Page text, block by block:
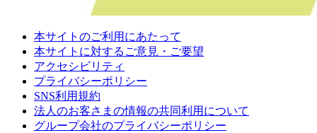
本サイトのご利用にあたって
本サイトに対するご意見・ご要望
アクセシビリティ
プライバシーポリシー
SNS利用規約
法人のお客さまの情報の共同利用について
グループ会社のプライバシーポリシー